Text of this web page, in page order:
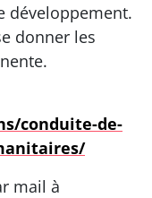
développement.
donner les
conduite-de-
mail à